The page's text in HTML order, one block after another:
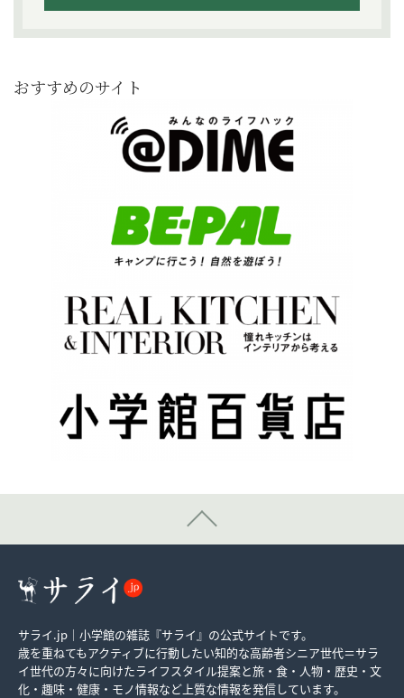
おすすめのサイト
サライ.jp｜小学館の雑誌『サライ』の公式サイトです。
歳を重ねてもアクティブに行動したい知的な高齢者シニア世代＝サラ
イ世代の方々に向けたライフスタイル提案と旅・食・人物・歴史・文
化・趣味・健康・モノ情報など上質な情報を発信しています。